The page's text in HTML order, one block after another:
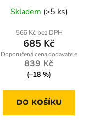
Skladem (>5 ks)
566 Kč bez DPH
685 Kč
839 Kč
(–18 %)
DO KOŠÍKU